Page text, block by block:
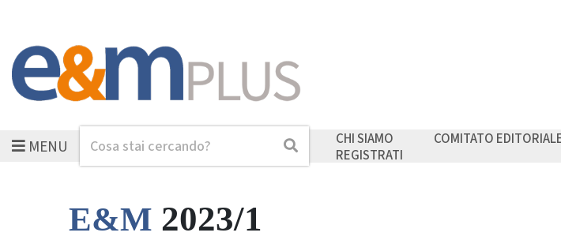
MENUCerca Cerca CHI SIAMO COMITATO
REGISTRATI
E&M 2023/1